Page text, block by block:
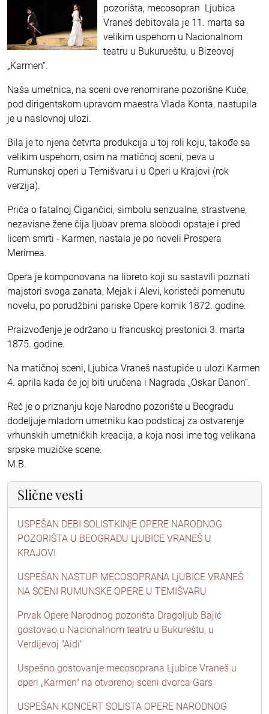
pozorišta, mecosopran Ljubica
Vraneš debitovala je 11. marta sa
velikim uspehom u Nacionalnom
teatru u Bukurueštu, u Bizeovoj
„Karmen“.
Naša umetnica, na sceni ove renomirane pozorišne Kuće,
pod dirigentskom upravom maestra Vlada Konta, nastupila
je u naslovnoj ulozi.
Bila je to njena četvrta produkcija u toj roli koju, takođe sa
velikim uspehom, osim na matičnoj sceni, peva u
Rumunskoj operi u Temišvaru i u Operi u Krajovi (rok
verzija).
Priča o fatalnoj Cigančici, simbolu senzualne, strastvene,
nezavisne žene čija ljubav prema slobodi opstaje i pred
licem smrti - Karmen, nastala je po noveli Prospera
Merimea.
Opera je komponovana na libreto koji su sastavili poznati
majstori svoga zanata, Mejak i Alevi, koristeći pomenutu
novelu, po porudžbini pariske Opere komik 1872. godine.
Praizvođenje je održano u francuskoj prestonici 3. marta
1875. godine.
Na matičnoj sceni, Ljubica Vraneš nastupiće u ulozi Karmen
4. aprila kada će joj biti uručena i Nagrada „Oskar Danon“.
Reč je o priznanju koje Narodno pozorište u Beogradu
dodeljuje mladom umetniku kao podsticaj za ostvarenje
vrhunskih umetničkih kreacija, a koja nosi ime tog velikana
srpske muzičke scene.
M.B.
Slične vesti
USPEŠAN DEBI SOLISTKINjE OPERE NARODNOG
POZORIŠTA U BEOGRADU LjUBICE VRANEŠ U
KRAJOVI
USPEŠAN NASTUP MECOSOPRANA LjUBICE VRANEŠ
NA SCENI RUMUNSKE OPERE U TEMIŠVARU
Prvak Opere Narodnog pozorišta Dragoljub Bajić
gostovao u Nacionalnom teatru u Bukureštu, u
Verdijevoj "Aidi"
Uspešno gostovanje mecosoprana Ljubice Vraneš u
operi „Karmen" na otvorenoj sceni dvorca Gars
USPEŠAN KONCERT SOLISTA OPERE NARODNOG